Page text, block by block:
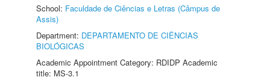
School: Faculdade de Ciências e Letras (Câmpus de
Assis)
Department: DEPARTAMENTO DE CIÊNCIAS
BIOLÓGICAS
Academic Appointment Category: RDIDP Academic
title: MS-3.1